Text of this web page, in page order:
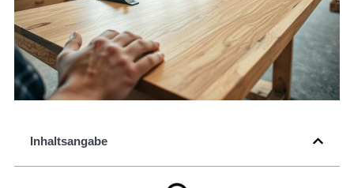
Inhaltsangabe